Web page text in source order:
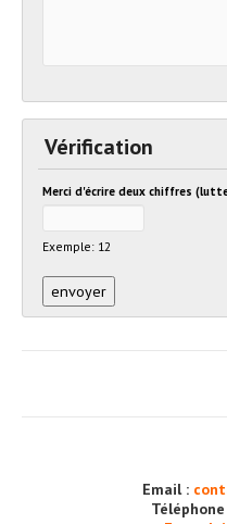
Vérification
Merci d'écrire deux chiffres
Exemple: 12
Email :